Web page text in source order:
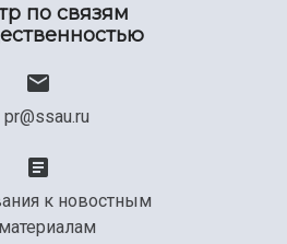
по связям
pr@ssau.ru
к новостным
материалам